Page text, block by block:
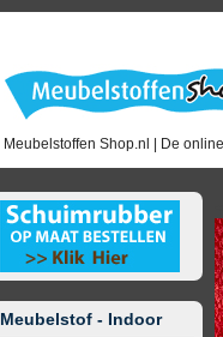
Meubelstoffen Shop.nl | De
Meubelstof - Indoor